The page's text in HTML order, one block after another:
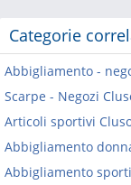
Categorie
Abbigliamento -
Scarpe - Negozi
Articoli sportivi
Abbigliamento
Abbigliamento